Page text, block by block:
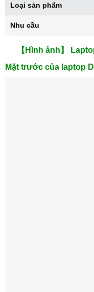
Loại sản phẩm
Nhu cầu
【Hình ảnh】
Mặt trước của laptop